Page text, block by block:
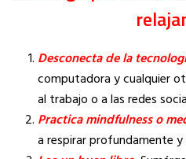
Desconecta de la
computadora y cualquier
al trabajo o a las redes
Practica mindfulness o
a respirar profundamente